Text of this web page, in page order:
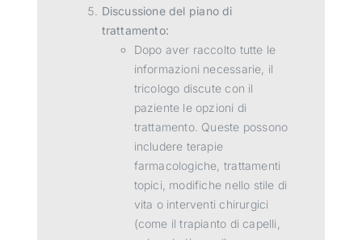
Discussione del piano di
trattamento:
Dopo aver raccolto tutte le
informazioni necessarie, il
tricologo discute con il
paziente le opzioni di
trattamento. Queste possono
includere terapie
farmacologiche, trattamenti
topici, modifiche nello stile di
vita o interventi chirurgici
(come il trapianto di capelli,